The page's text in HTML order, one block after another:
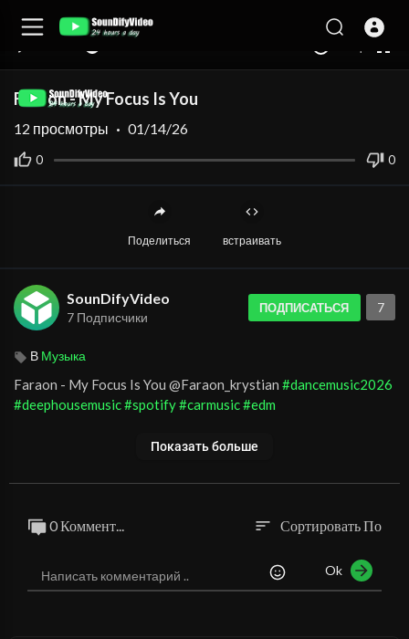
Faraon - My Focus Is You
0 0
12 просмотры · 01/14/26
Поделиться встраивать
SounDifyVideo
7 Подписчики
ПОДПИСАТЬСЯ 7
В Музыка
Faraon - My Focus Is You @Faraon_krystian #dancemusic2026
#deephousemusic#spotify#carmusic#edm
Показать больше
0 Коммент... sort Сортировать По
Ok